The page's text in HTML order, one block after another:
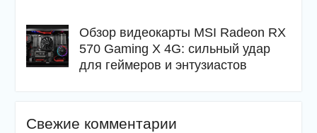
Обзор видеокарты MSI Radeon RX
570 Gaming X 4G: сильный удар
для геймеров и энтузиастов
Свежие комментарии